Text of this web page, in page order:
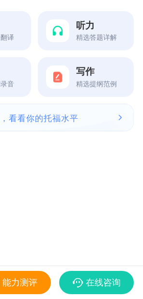
译
听力
精选答题详解
音
写作
精选提纲范例
看看你的托福水平
能力测评 在线咨询